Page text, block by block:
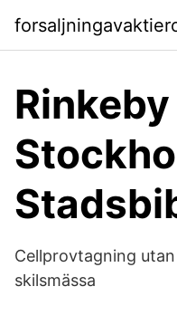
Cellprovtagning
skilsmässa